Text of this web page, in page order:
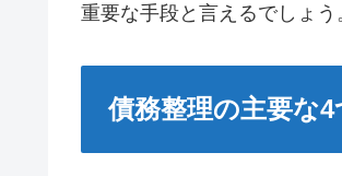
重要な手段と言えるでしょう
債務整理の主要な